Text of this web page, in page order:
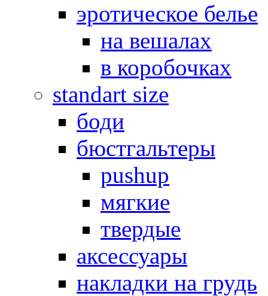
эротическое белье
на вешалах
в коробочках
standart size
боди
бюстгальтеры
pushup
мягкие
твердые
аксессуары
накладки на грудь